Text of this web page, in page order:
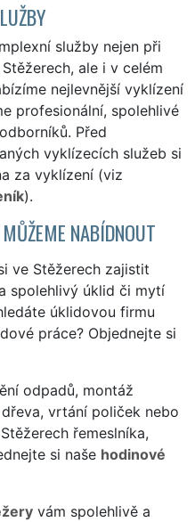
služby nejen při
ale i v celém
nejlevnější vyklízení
profesionální, spolehlivé
Před
vyklízecích služeb si
za vyklízení (viz
).
NABÍDNOUT
ve Stěžerech zajistit
spolehlivý úklid či mytí
úklidovou firmu
práce? Objednejte si
odpadů, montáž
vrtání poliček nebo
řemeslníka,
si naše hodinové
vám spolehlivě a